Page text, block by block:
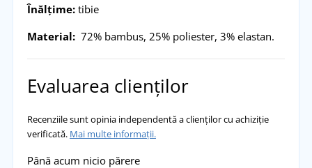
Înălțime:tibie
Material:72% bambus, 25% poliester, 3% elastan.
Evaluarea clienților
Recenziile sunt opinia independentă a clienților cu achiziție
verificată. Mai multe informații.
Până acum nicio părere